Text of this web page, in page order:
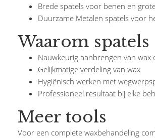
Brede spatels voor benen en
Duurzame Metalen spatels voor
Waarom spatels
Nauwkeurig aanbrengen van wax
Gelijkmatige verdeling van wax
Hygiënisch werken met
Professioneel resultaat bij elke
Meer tools
Voor een complete waxbehandeling